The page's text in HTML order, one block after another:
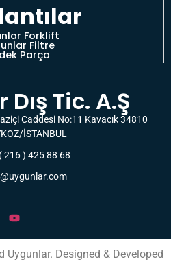
Forklift
Filtre
Parça
Tic. A.Ş
Caddesi No:11 Kavacık 34810
İSTANBUL
216 ) 425 88 68
Uygunlar. Designed & Developed